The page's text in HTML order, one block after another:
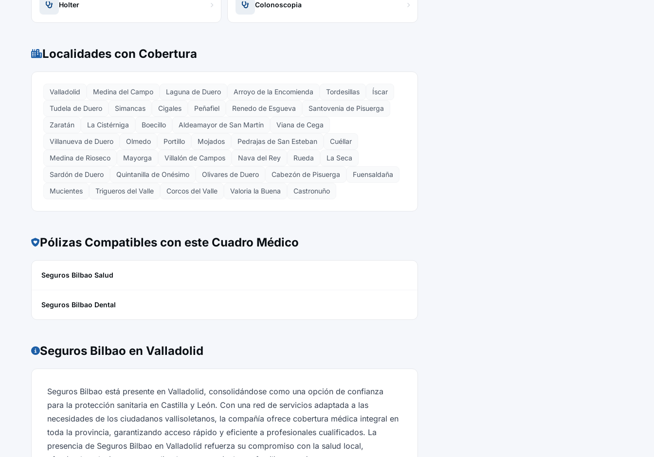
Holter Colonoscopia
Localidades con Cobertura
Valladolid Medina del Campo Laguna de Duero Arroyo de la Encomienda Tordesillas
Íscar
Tudela de Duero
Simancas Cigales Peñafiel Renedo de Esgueva
Santovenia de Pisuerga
Zaratán
La Cistérniga Boecillo Aldeamayor de San Martín
Viana de Cega
Villanueva de Duero
Olmedo Portillo Mojados Pedrajas de San Esteban
Cuéllar
Medina de Rioseco
Mayorga Villalón de Campos Nava del Rey Rueda
La Seca
Sardón de Duero
Quintanilla de Onésimo Olivares de Duero Cabezón de Pisuerga
Fuensaldaña
Mucientes
Trigueros del Valle Corcos del Valle Valoria la Buena Castronuño
Pólizas Compatibles con este Cuadro Médico
Seguros Bilbao Salud
Seguros Bilbao Dental
Seguros Bilbao en Valladolid
Seguros Bilbao está presente en Valladolid, consolidándose como una opción de confianza
para la protección sanitaria en Castilla y León. Con una red de servicios adaptada a las
necesidades de los ciudadanos vallisoletanos, la compañía ofrece cobertura médica integral en
toda la provincia, garantizando acceso rápido y eficiente a profesionales cualificados. La
presencia de Seguros Bilbao en Valladolid refuerza su compromiso con la salud local,